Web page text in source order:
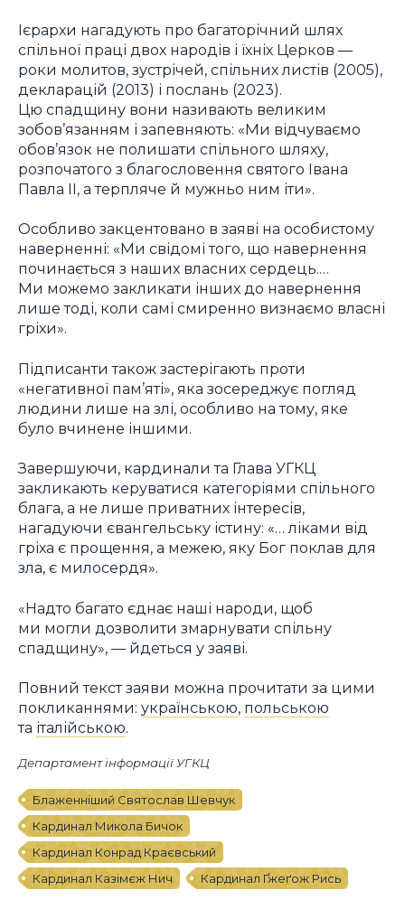
Ієрархи нагадують про багаторічний шлях
спільної праці двох народів і їхніх Церков —
роки молитов, зустрічей, спільних листів (2005),
декларацій (2013) і послань (2023).
Цю спадщину вони називають великим
зобов’язанням і запевняють: «Ми відчуваємо
обов’язок не полишати спільного шляху,
розпочатого з благословення святого Івана
Павла II, а терпляче й мужньо ним іти».
Особливо закцентовано в заяві на особистому
наверненні: «Ми свідомі того, що навернення
починається з наших власних сердець.…
Ми можемо закликати інших до навернення
лише тоді, коли самі смиренно визнаємо власні
гріхи».
Підписанти також застерігають проти
«негативної пам’яті», яка зосереджує погляд
людини лише на злі, особливо на тому, яке
було вчинене іншими.
Завершуючи, кардинали та Глава УГКЦ
закликають керуватися категоріями спільного
блага, а не лише приватних інтересів,
нагадуючи євангельську істину: «… ліками від
гріха є прощення, а межею, яку Бог поклав для
зла, є милосердя».
«Надто багато єднає наші народи, щоб
ми могли дозволити змарнувати спільну
спадщину», — йдеться у заяві.
Повний текст заяви можна прочитати за цими
покликаннями: українською, польською
та італійською.
Департамент інформації УГКЦ
Блаженніший Святослав Шевчук
Кардинал Микола Бичок
Кардинал Конрад Краєвський
Кардинал Казімєж Нич
Кардинал Ґжеґож Рись